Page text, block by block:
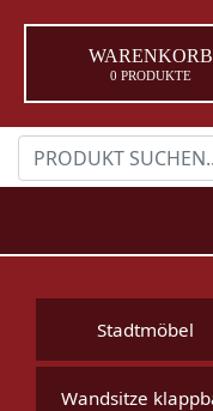
WARENKORB
0 PRODUKTE
Stadtmöbel
Wandsitze